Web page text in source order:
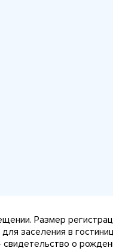
Размер
заселения в
о